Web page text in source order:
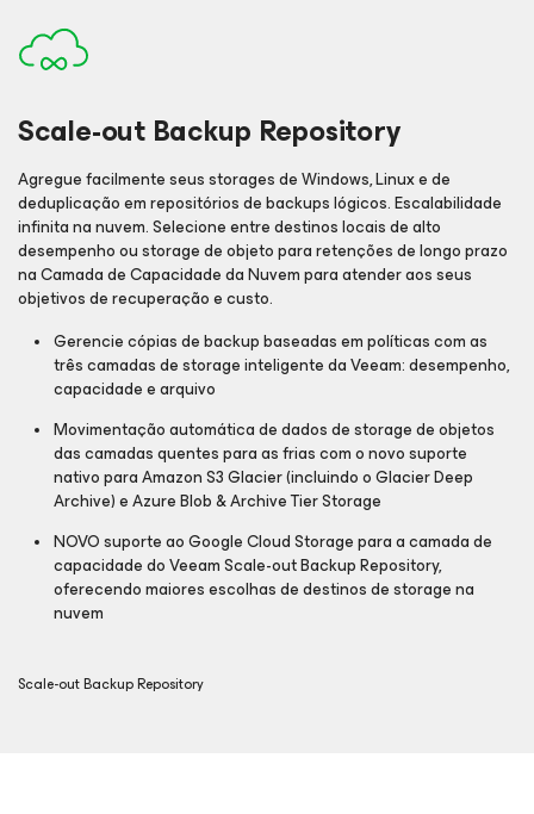
Scale-out Backup Repository
Agregue facilmente seus storages de Windows, Linux e de
deduplicação em repositórios de backups lógicos. Escalabilidade
infinita na nuvem. Selecione entre destinos locais de alto
desempenho ou storage de objeto para retenções de longo prazo
na Camada de Capacidade da Nuvem para atender aos seus
objetivos de recuperação e custo.
Gerencie cópias de backup baseadas em políticas com as
três camadas de storage inteligente da Veeam: desempenho,
capacidade e arquivo
Movimentação automática de dados de storage de objetos
das camadas quentes para as frias com o novo suporte
nativo para Amazon S3 Glacier (incluindo o Glacier Deep
Archive) e Azure Blob & Archive Tier Storage
NOVO suporte ao Google Cloud Storage para a camada de
capacidade do VeeamScale-outBackup Repository,
oferecendo maiores escolhas de destinos de storage na
nuvem
Scale-out Backup Repository